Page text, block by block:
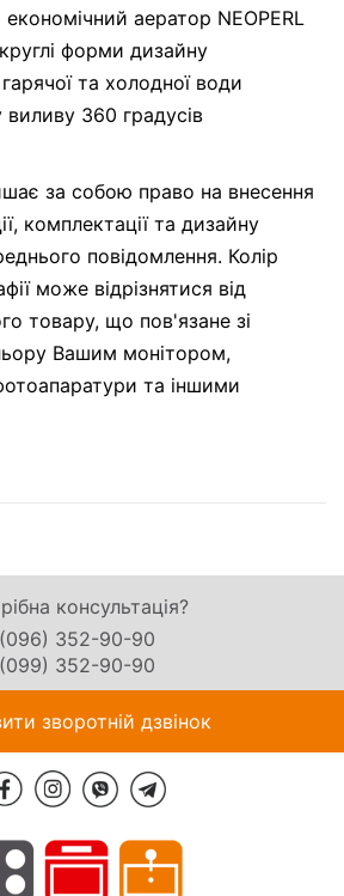
аератор NEOPERL
форми дизайну
та холодної води
360 градусів
за собою право на внесення
комплектації та дизайну
повідомлення. Колір
може відрізнятися від
товару, що пов'язане зі
Вашим монітором,
та іншими
консультація?
(096) 352-90-90
(099) 352-90-90
зворотній дзвінок